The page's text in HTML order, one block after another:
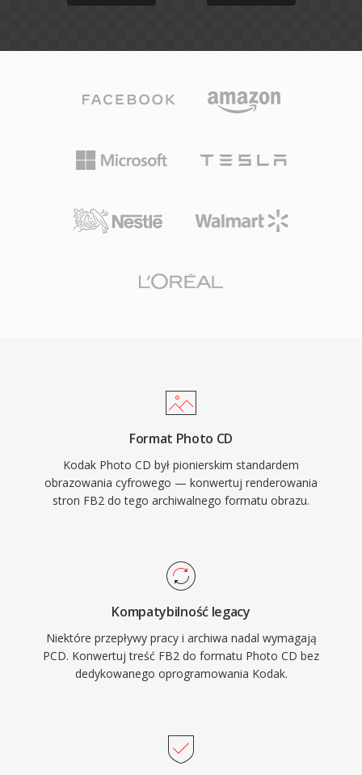
Format Photo CD
Kodak Photo CD był pionierskim standardem
obrazowania cyfrowego — konwertuj renderowania
stron FB2 do tego archiwalnego formatu obrazu.
Kompatybilność legacy
Niektóre przepływy pracy i archiwa nadal wymagają
PCD. Konwertuj treść FB2 do formatu Photo CD bez
dedykowanego oprogramowania Kodak.